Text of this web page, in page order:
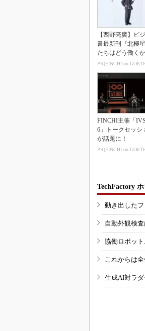
【西野亮廣】ビ
書最新刊『北極
たちはどう働くか
PR(FINCHI on
FINCHI主催「
6」トークセッシ
が話題に！
PR(FINCHI on
TechFactory
動き出したフ
自動外観検
協働ロボット
これからは
生成AI対ラ